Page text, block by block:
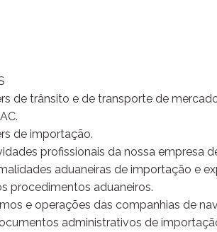
de trânsito e de transporte de
de importação.
profissionais da nossa empresa
aduaneiras de importação e
procedimentos aduaneiros.
e operações das companhias de
administrativos de